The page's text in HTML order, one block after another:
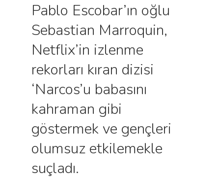
Pablo Escobar’ın oğlu
Sebastian Marroquin,
Netflix’in izlenme
rekorları kıran dizisi
‘Narcos’u babasını
kahraman gibi
göstermek ve gençleri
olumsuz etkilemekle
suçladı.